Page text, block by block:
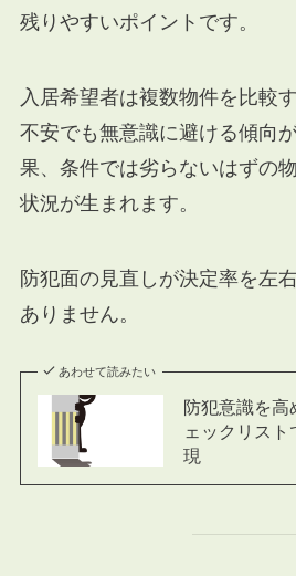
残りやすいポイントです。
入居希望者は複数物件を比較
不安でも無意識に避ける傾向
果、条件では劣らないはずの
状況が生まれます。
防犯面の見直しが決定率を左
ありません。
あわせて読みたい
防犯意識を高
ェックリス
現